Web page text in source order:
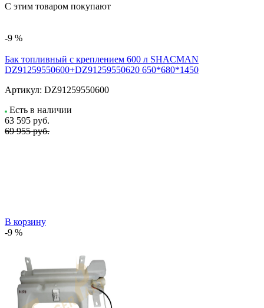
С этим товаром покупают
-9 %
Бак топливный с креплением 600 л SHACMAN
DZ91259550600+DZ91259550620 650*680*1450
Артикул: DZ91259550600
Есть в наличии
63 595 руб.
69 955 руб.
В корзину
-9 %